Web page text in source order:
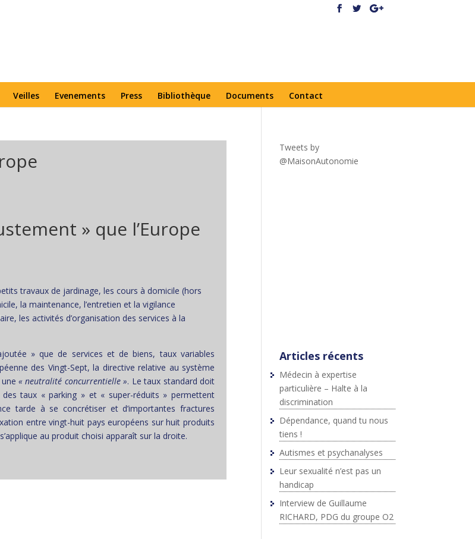
Veilles Evenements Press Bibliothèque Documents Contact
» que l’Europe
travaux de jardinage, les cours à domicile (hors
la maintenance, l’entretien et la vigilance
les activités d’organisation des services à la
» que de services et de biens, taux variables
des Vingt-Sept, la directive relative au système
une« neutralité concurrentielle ». Le taux standard doit
taux « parking » et « super-réduits » permettent
tarde à se concrétiser et d’importantes fractures
entre vingt-huit pays européens sur huit produits
au produit choisi apparaît sur la droite.
Tweets by
@MaisonAutonomie
Articles récents
Médecin à expertise
particulière – Halte à la
discrimination
Dépendance, quand tu nous
tiens !
Autismes et psychanalyses
Leur sexualité n’est pas un
handicap
Interview de Guillaume
RICHARD, PDG du groupe O2